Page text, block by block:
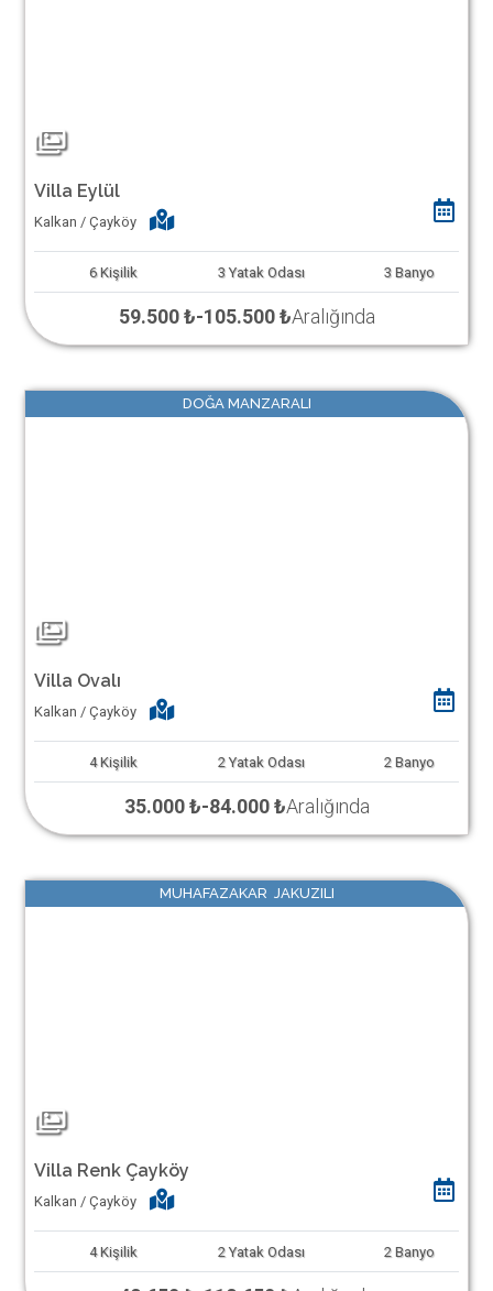
Villa Eylül
Kalkan / Çayköy
6 Kişilik 3 Yatak Odası 3 Banyo
59.500 ₺-105.500 ₺Aralığında
DOĞA MANZARALI
Villa Ovalı
Kalkan / Çayköy
4 Kişilik 2 Yatak Odası 2 Banyo
35.000 ₺-84.000 ₺Aralığında
MUHAFAZAKAR JAKUZILI
Villa Renk Çayköy
Kalkan / Çayköy
4 Kişilik 2 Yatak Odası 2 Banyo